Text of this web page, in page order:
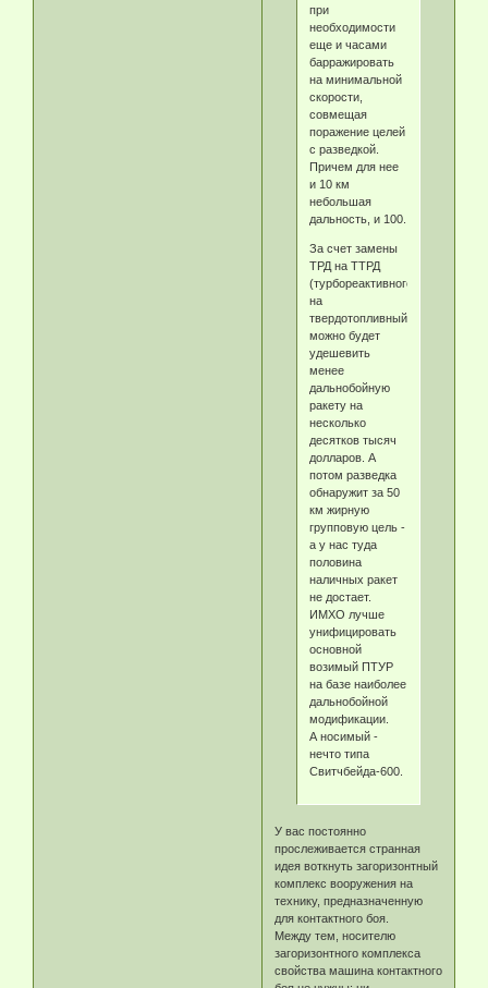
при
необходимости
еще и часами
барражировать
на минимальной
скорости,
совмещая
поражение целей
с разведкой.
Причем для нее
и 10 км
небольшая
дальность, и 100.
За счет замены
ТРД на ТТРД
(турбореактивного
на
твердотопливный)
можно будет
удешевить
менее
дальнобойную
ракету на
несколько
десятков тысяч
долларов. А
потом разведка
обнаружит за 50
км жирную
групповую цель -
а у нас туда
половина
наличных ракет
не достает.
ИМХО лучше
унифицировать
основной
возимый ПТУР
на базе наиболее
дальнобойной
модификации.
А носимый -
нечто типа
Свитчбейда-600.
У вас постоянно
прослеживается странная
идея воткнуть загоризонтный
комплекс вооружения на
технику, предназначенную
для контактного боя.
Между тем, носителю
загоризонтного комплекса
свойства машина контактного